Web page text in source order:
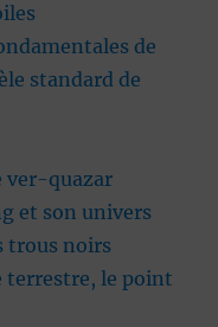
de
standard de
ver-quazar
et son univers
trous noirs
terrestre, le point